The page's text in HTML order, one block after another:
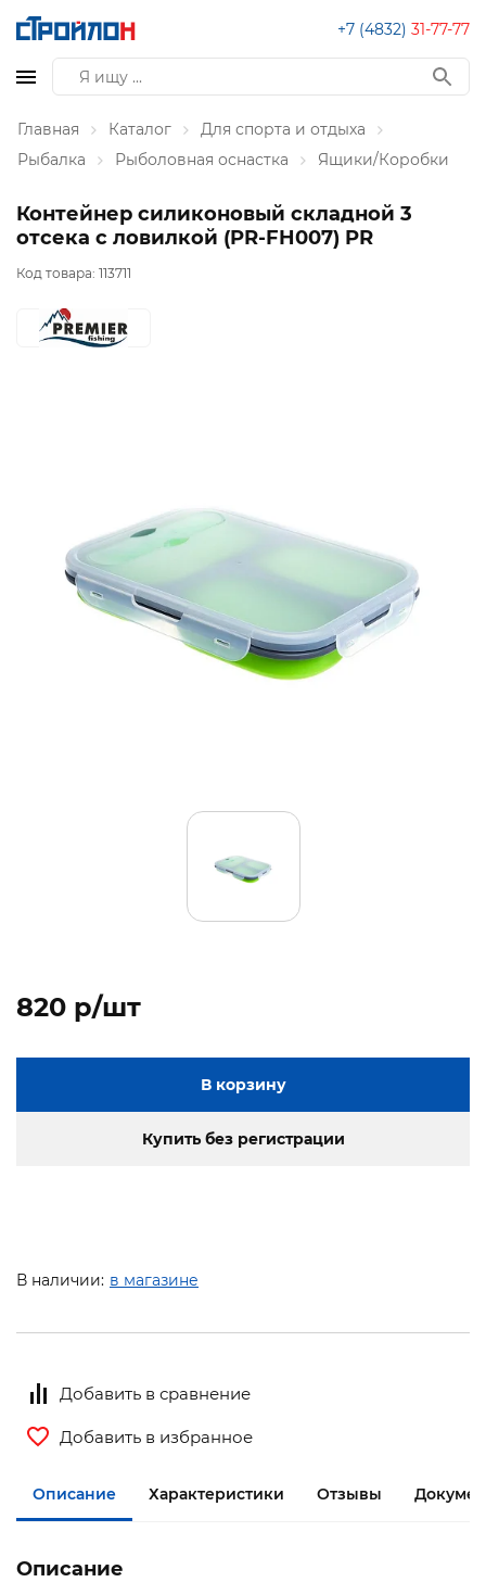
+7 (4832) 31-77-77
Главная Каталог
Для спорта и отдыха
Рыбалка
Рыболовная оснастка Ящики/Коробки
Контейнер силиконовый складной 3
отсека с ловилкой (PR-FH007) PR
Код товара: 113711
820 p/шт
В корзину
Купить без регистрации
В наличии: в магазине
Добавить в сравнение
Добавить в избранное
Описание Характеристики Отзывы
Описание